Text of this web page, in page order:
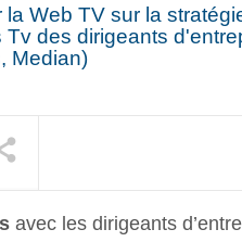
Web TV sur la
des dirigeants
Median)
avec les dirigeants